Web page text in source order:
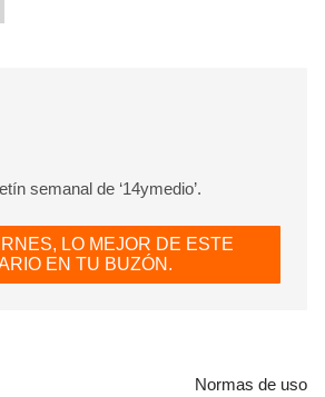
semanal de ‘14ymedio’.
LO MEJOR DE ESTE
EN TU BUZÓN.
Normas de uso